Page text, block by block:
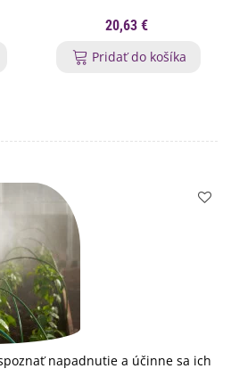
20,63 €
Pridať do košíka
napadnutie a účinne sa ich